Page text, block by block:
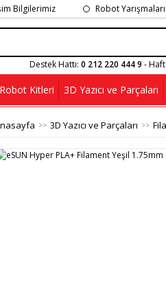
Bilgilerimiz Robot Yarışmaları
Destek Hattı: 0 212 220 444 9 -
Robot Kitleri 3D Yazıcı ve Parçaları
3D Yazıcı ve Parçaları